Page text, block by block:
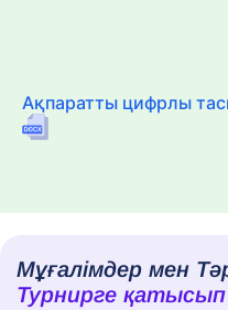
Ақпаратты цифрлы
Мұғалімдер мен
Турнирге қатысып